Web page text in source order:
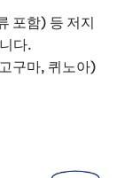
포함) 등 저지
다.
구마, 퀴노아)